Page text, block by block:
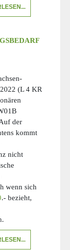
(L 4 KR
der
kommt
nicht
wenn sich
.- bezieht,